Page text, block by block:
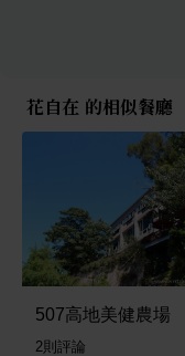
花自在 的相似餐廳
507高地美健農場
2則評論